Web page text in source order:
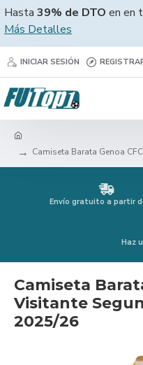
Hasta 39% de DTO en en
Más Detalles
INICIAR SESIÓN
Camiseta Barata Genoa
Envío gratuito a partir
Haz
Camiseta
Visitante
2025/26